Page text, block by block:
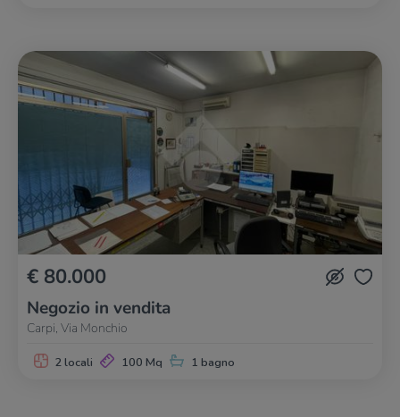
€ 80.000
Negozio in vendita
Carpi, Via Monchio
2 locali 100 Mq 1 bagno